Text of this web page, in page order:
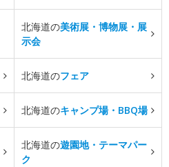
北海道の美術展・博物展・展
示会
北海道のフェア
北海道のキャンプ場・BBQ場
北海道の遊園地・テーマパー
ク